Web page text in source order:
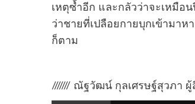
เหตุซ้ำอีก และกลัวว่าจะเหมือ
ว่าชายที่เปลือยกายบุกเข้ามา
ก็ตาม
/////// ณัฐวัฒน์ กุลเศรษฐ์สุวภา ผู้